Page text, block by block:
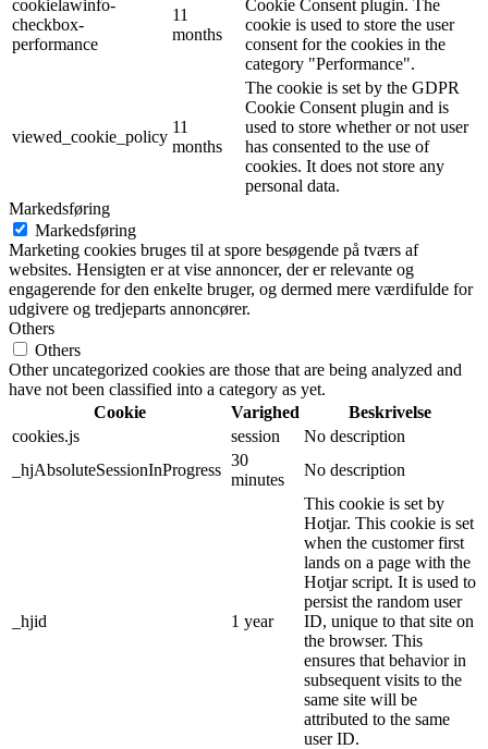
cookielawinfo-
checkbox-
performance
11
months
Cookie Consent plugin. The
cookie is used to store the user
consent for the cookies in the
category "Performance".
viewed_cookie_policy
11
months
The cookie is set by the GDPR
Cookie Consent plugin and is
used to store whether or not user
has consented to the use of
cookies. It does not store any
personal data.
Markedsføring
Markedsføring
Marketing cookies bruges til at spore besøgende på tværs af
websites. Hensigten er at vise annoncer, der er relevante og
engagerende for den enkelte bruger, og dermed mere værdifulde for
udgivere og tredjeparts annoncører.
Others
Others
Other uncategorized cookies are those that are being analyzed and
have not been classified into a category as yet.
Cookie
Varighed
Beskrivelse
cookies.js
session
No description
_hjAbsoluteSessionInProgress
30
minutes
No description
_hjid 1 year
This cookie is set by
Hotjar. This cookie is set
when the customer first
lands on a page with the
Hotjar script. It is used to
persist the random user
ID, unique to that site on
the browser. This
ensures that behavior in
subsequent visits to the
same site will be
attributed to the same
user ID.